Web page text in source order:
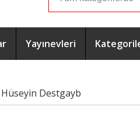
Yayınevleri
Hüseyin Destgayb